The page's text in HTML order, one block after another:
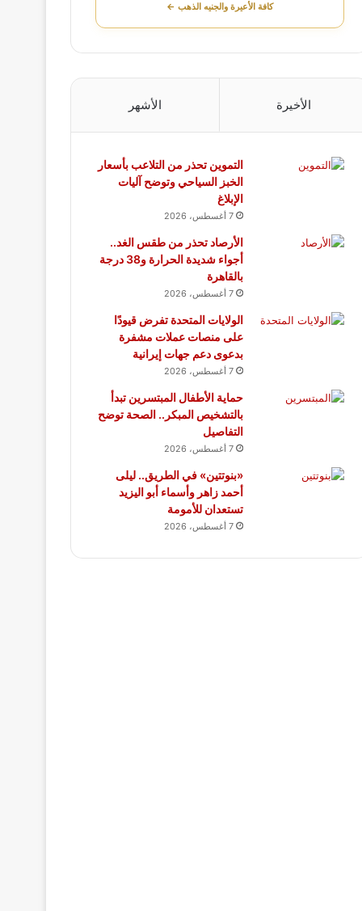
كافة الأعيرة والجنيه الذهب ←
الأخيرة الأشهر
التموين تحذر من التلاعب بأسعار
الخبز السياحي وتوضح آليات
الإبلاغ
7 أغسطس، 2026
الأرصاد تحذر من طقس الغد..
أجواء شديدة الحرارة و38 درجة
بالقاهرة
7 أغسطس، 2026
الولايات المتحدة تفرض قيودًا
على منصات عملات مشفرة
بدعوى دعم جهات إيرانية
7 أغسطس، 2026
حماية الأطفال المبتسرين تبدأ
بالتشخيص المبكر.. الصحة توضح
التفاصيل
7 أغسطس، 2026
«بنوتتين» في الطريق.. ليلى
أحمد زاهر وأسماء أبو اليزيد
تستعدان للأمومة
7 أغسطس، 2026